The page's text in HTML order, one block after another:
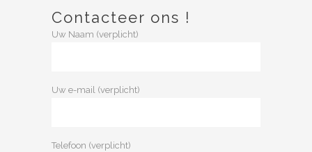
Contacteer ons !
Uw Naam (verplicht)
Uw e-mail (verplicht)
Telefoon (verplicht)